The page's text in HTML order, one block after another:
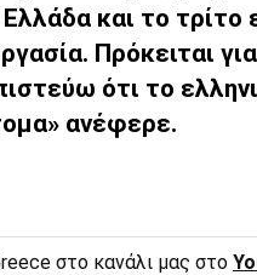
και το τρίτο
Πρόκειται
ότι το
ανέφερε.
στο κανάλι μας στο